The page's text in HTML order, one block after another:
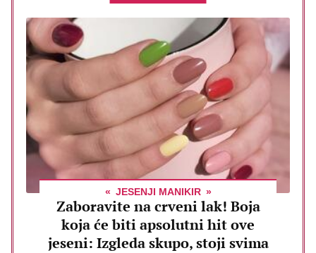
JESENJI MANIKIR
Zaboravite na crveni lak! Boja
koja će biti apsolutni hit ove
jeseni: Izgleda skupo, stoji svima